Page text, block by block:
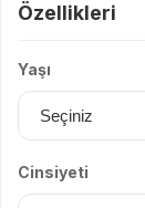
Özellikleri
Yaşı
Cinsiyeti